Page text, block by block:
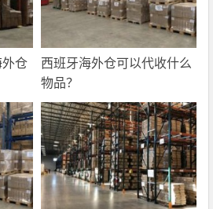
仓
西班牙海外仓可以代收什么
物品？